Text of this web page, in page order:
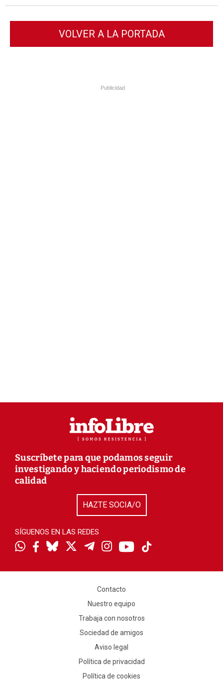
VOLVER A LA PORTADA
Publicidad
Suscríbete para que podamos seguir
investigando y haciendo periodismo de
calidad
HAZTE SOCIA/O
SÍGUENOS EN LAS REDES
Contacto
Nuestro equipo
Trabaja con nosotros
Sociedad de amigos
Aviso legal
Política de privacidad
Política de cookies